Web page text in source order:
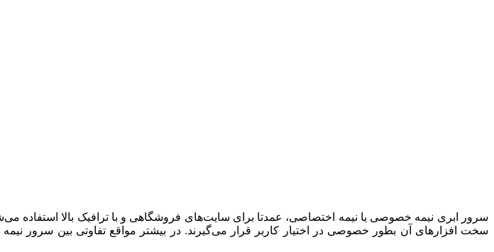
سرور ابری نیمه خصوصی یا نیمه اختصاصی، عمدتا برای سایت‌های فروشگاهی و با ترافیک بالا استفاده
سخت افزارهای آن بطور خصوصی در اختیار کاربر قرار می‌گیرند. در بیشتر مواقع تفاوتی بین سرور